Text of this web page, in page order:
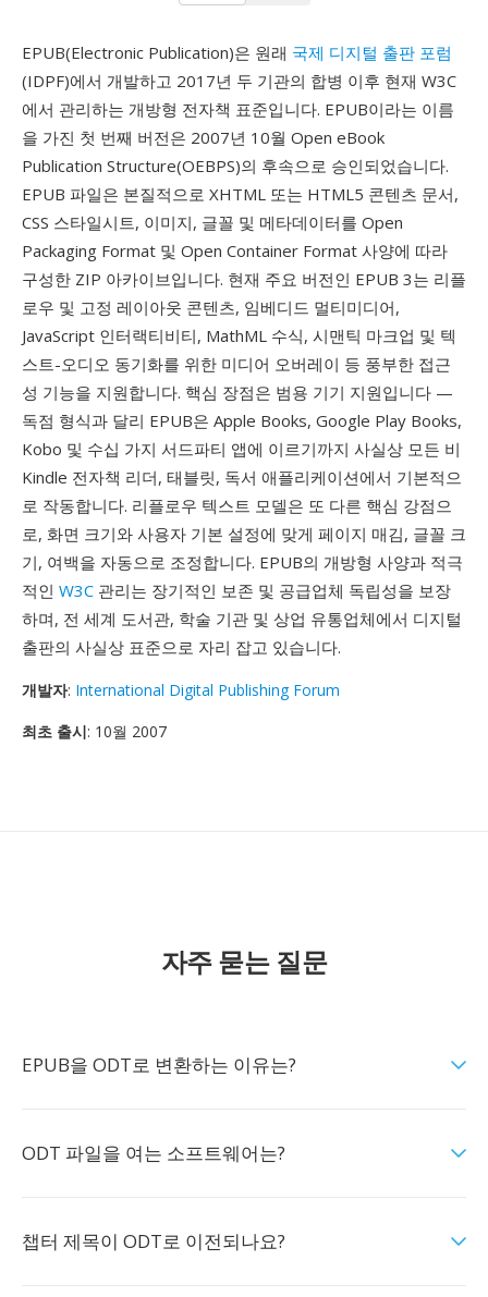
EPUB(Electronic Publication)은 원래 국제 디지털 출판 포럼
(IDPF)에서 개발하고 2017년 두 기관의 합병 이후 현재 W3C
에서 관리하는 개방형 전자책 표준입니다. EPUB이라는 이름
을 가진 첫 번째 버전은 2007년 10월 Open eBook
Publication Structure(OEBPS)의 후속으로 승인되었습니다.
EPUB 파일은 본질적으로 XHTML 또는 HTML5 콘텐츠 문서,
CSS 스타일시트, 이미지, 글꼴 및 메타데이터를 Open
Packaging Format 및 Open Container Format 사양에 따라
구성한 ZIP 아카이브입니다. 현재 주요 버전인 EPUB 3는 리플
로우 및 고정 레이아웃 콘텐츠, 임베디드 멀티미디어,
JavaScript 인터랙티비티, MathML 수식, 시맨틱 마크업 및 텍
스트-오디오 동기화를 위한 미디어 오버레이 등 풍부한 접근
성 기능을 지원합니다. 핵심 장점은 범용 기기 지원입니다 —
독점 형식과 달리 EPUB은 Apple Books, Google Play Books,
Kobo 및 수십 가지 서드파티 앱에 이르기까지 사실상 모든 비
Kindle 전자책 리더, 태블릿, 독서 애플리케이션에서 기본적으
로 작동합니다. 리플로우 텍스트 모델은 또 다른 핵심 강점으
로, 화면 크기와 사용자 기본 설정에 맞게 페이지 매김, 글꼴 크
기, 여백을 자동으로 조정합니다. EPUB의 개방형 사양과 적극
적인 W3C 관리는 장기적인 보존 및 공급업체 독립성을 보장
하며, 전 세계 도서관, 학술 기관 및 상업 유통업체에서 디지털
출판의 사실상 표준으로 자리 잡고 있습니다.
개발자: International Digital Publishing Forum
최초 출시: 10월 2007
자주 묻는 질문
EPUB을 ODT로 변환하는 이유는?
ODT 파일을 여는 소프트웨어는?
챕터 제목이 ODT로 이전되나요?